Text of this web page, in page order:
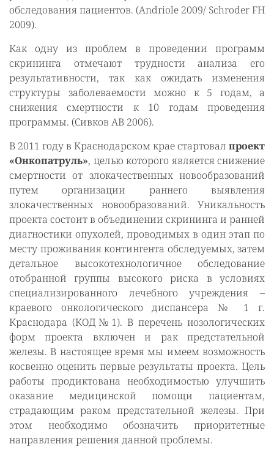
обследования пациентов. (Andriole 2009/ Schroder FH
2009).
Как одну из проблем в проведении программ
скрининга отмечают трудности анализа его
результативности, так как ожидать изменения
структуры заболеваемости можно к 5 годам, а
снижения смертности к 10 годам проведения
программы. (Сивков АВ 2006).
В 2011 году в Краснодарском крае стартовал проект
«Онкопатруль», целью которого является снижение
смертности от злокачественных новообразований
путем организации раннего выявления
злокачественных новообразований. Уникальность
проекта состоит в объединении скрининга и ранней
диагностики опухолей, проводимых в один этап по
месту проживания контингента обследуемых, затем
детальное высокотехнологичное обследование
отобранной группы высокого риска в условиях
специализированного лечебного учреждения –
краевого онкологического диспансера № 1 г.
Краснодара (КОД№1). В перечень нозологических
форм проекта включен и рак предстательной
железы. В настоящее время мы имеем возможность
косвенно оценить первые результаты проекта. Цель
работы продиктована необходимостью улучшить
оказание медицинской помощи пациентам,
страдающим раком предстательной железы. При
этом необходимо обозначить приоритетные
направления решения данной проблемы.